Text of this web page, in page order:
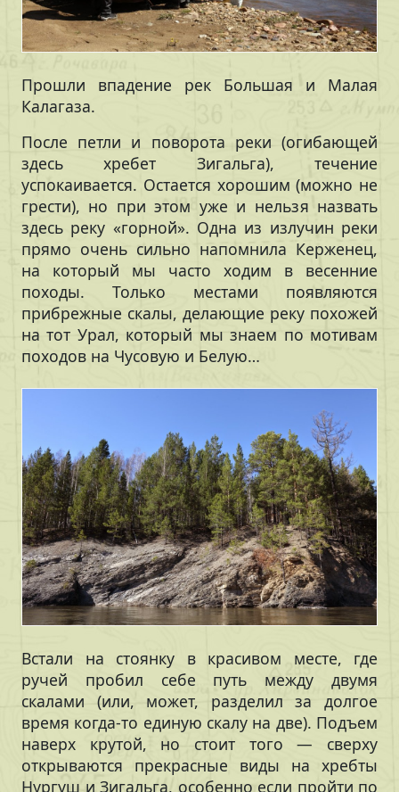
Прошли впадение рек Большая и Малая
Калагаза.
После петли и поворота реки (огибающей
здесь хребет Зигальга), течение
успокаивается. Остается хорошим (можно не
грести), но при этом уже и нельзя назвать
здесь реку «горной». Одна из излучин реки
прямо очень сильно напомнила Керженец,
на который мы часто ходим в весенние
походы. Только местами появляются
прибрежные скалы, делающие реку похожей
на тот Урал, который мы знаем по мотивам
походов на Чусовую и Белую…
Встали на стоянку в красивом месте, где
ручей пробил себе путь между двумя
скалами (или, может, разделил за долгое
время когда-то единую скалу на две). Подъем
наверх крутой, но стоит того — сверху
открываются прекрасные виды на хребты
Нургуш и Зигальга, особенно если пройти по